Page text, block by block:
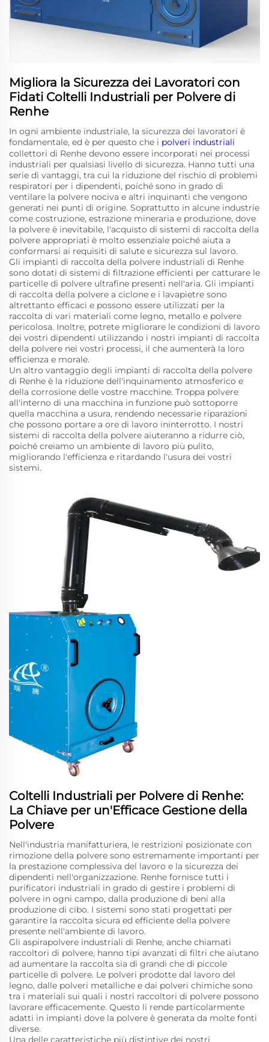
Migliora la Sicurezza dei Lavoratori con
Fidati Coltelli Industriali per Polvere di
Renhe
In ogni ambiente industriale, la sicurezza dei lavoratori è
fondamentale, ed è per questo che i polveri industriali
collettori di Renhe devono essere incorporati nei processi
industriali per qualsiasi livello di sicurezza. Hanno tutti una
serie di vantaggi, tra cui la riduzione del rischio di problemi
respiratori per i dipendenti, poiché sono in grado di
ventilare la polvere nociva e altri inquinanti che vengono
generati nei punti di origine. Soprattutto in alcune industrie
come costruzione, estrazione mineraria e produzione, dove
la polvere è inevitabile, l'acquisto di sistemi di raccolta della
polvere appropriati è molto essenziale poiché aiuta a
conformarsi ai requisiti di salute e sicurezza sul lavoro.
Gli impianti di raccolta della polvere industriali di Renhe
sono dotati di sistemi di filtrazione efficienti per catturare le
particelle di polvere ultrafine presenti nell'aria. Gli impianti
di raccolta della polvere a ciclone e i lavapietre sono
altrettanto efficaci e possono essere utilizzati per la
raccolta di vari materiali come legno, metallo e polvere
pericolosa. Inoltre, potrete migliorare le condizioni di lavoro
dei vostri dipendenti utilizzando i nostri impianti di raccolta
della polvere nei vostri processi, il che aumenterà la loro
efficienza e morale.
Un altro vantaggio degli impianti di raccolta della polvere
di Renhe è la riduzione dell'inquinamento atmosferico e
della corrosione delle vostre macchine. Troppa polvere
all'interno di una macchina in funzione può sottoporre
quella macchina a usura, rendendo necessarie riparazioni
che possono portare a ore di lavoro ininterrotto. I nostri
sistemi di raccolta della polvere aiuteranno a ridurre ciò,
poiché creiamo un ambiente di lavoro più pulito,
migliorando l'efficienza e ritardando l'usura dei vostri
sistemi.
Coltelli Industriali per Polvere di Renhe:
La Chiave per un'Efficace Gestione della
Polvere
Nell'industria manifatturiera, le restrizioni posizionate con
rimozione della polvere sono estremamente importanti per
la prestazione complessiva del lavoro e la sicurezza dei
dipendenti nell'organizzazione. Renhe fornisce tutti i
purificatori industriali in grado di gestire i problemi di
polvere in ogni campo, dalla produzione di beni alla
produzione di cibo. I sistemi sono stati progettati per
garantire la raccolta sicura ed efficiente della polvere
presente nell'ambiente di lavoro.
Gli aspirapolvere industriali di Renhe, anche chiamati
raccoltori di polvere, hanno tipi avanzati di filtri che aiutano
ad aumentare la raccolta sia di grandi che di piccole
particelle di polvere. Le polveri prodotte dal lavoro del
legno, dalle polveri metalliche e dai polveri chimiche sono
tra i materiali sui quali i nostri raccoltori di polvere possono
lavorare efficacemente. Questo li rende particolarmente
adatti in impianti dove la polvere è generata da molte fonti
diverse.
Una delle caratteristiche più distintive dei nostri